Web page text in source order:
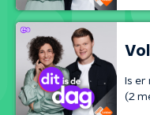
Is er
(2